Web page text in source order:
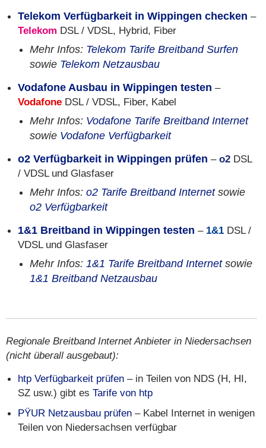
Telekom Verfügbarkeit in Wippingen checken –
Telekom DSL / VDSL, Hybrid, Fiber
Mehr Infos: Telekom Tarife Breitband Surfen
sowie Telekom Netzausbau
Vodafone Ausbau in Wippingen testen –
Vodafone DSL / VDSL, Fiber, Kabel
Mehr Infos: Vodafone Tarife Breitband Internet
sowie Vodafone Verfügbarkeit
o2 Verfügbarkeit in Wippingen prüfen – o2 DSL
/ VDSL und Glasfaser
Mehr Infos: o2 Tarife Breitband Internetsowie
o2 Verfügbarkeit
1&1 Breitband in Wippingen testen – 1&1 DSL /
VDSL und Glasfaser
Mehr Infos: 1&1 Tarife Breitband Internetsowie
1&1 Breitband Netzausbau
Regionale Breitband Internet Anbieter in Niedersachsen
(nicht überall ausgebaut):
htp Verfügbarkeit prüfen – in Teilen von NDS (H, HI,
SZ usw.) gibt es Tarife von htp
PŸUR Netzausbau prüfen – Kabel Internet in wenigen
Teilen von Niedersachsen verfügbar